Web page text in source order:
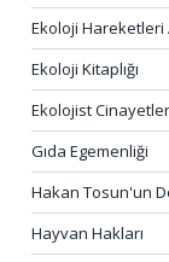
Ekoloji
Ekoloji Kitaplığı
Ekolojist
Gıda Egemenliği
Hakan Tosun'un
Hayvan Hakları